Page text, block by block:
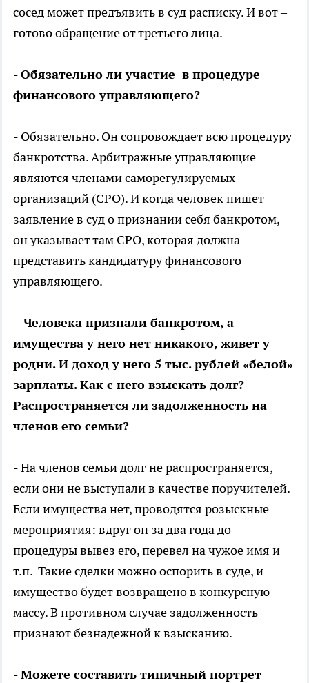
сосед может предъявить в суд расписку. И вот –
готово обращение от третьего лица.
- Обязательно ли участие в процедуре
финансового управляющего?
- Обязательно. Он сопровождает всю процедуру
банкротства. Арбитражные управляющие
являются членами саморегулируемых
организаций (СРО). И когда человек пишет
заявление в суд о признании себя банкротом,
он указывает там СРО, которая должна
представить кандидатуру финансового
управляющего.
- Человека признали банкротом, а
имущества у него нет никакого, живет у
родни. И доход у него 5 тыс. рублей «белой»
зарплаты. Как с него взыскать долг?
Распространяется ли задолженность на
членов его семьи?
- На членов семьи долг не распространяется,
если они не выступали в качестве поручителей.
Если имущества нет, проводятся розыскные
мероприятия: вдруг он за два года до
процедуры вывез его, перевел на чужое имя и
т.п. Такие сделки можно оспорить в суде, и
имущество будет возвращено в конкурсную
массу. В противном случае задолженность
признают безнадежной к взысканию.
- Можете составить типичный портрет